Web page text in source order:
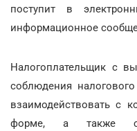
поступит в
информационное
Налогоплательщик с
соблюдения
взаимодействовать с
форме, а также с